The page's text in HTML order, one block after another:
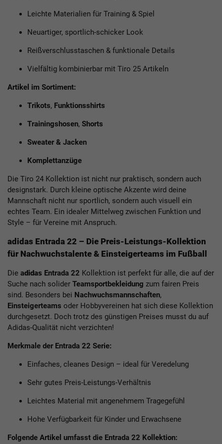
Leichte Materialien für Training & Spiel
Neuartiger, sportlich-schicker Look
Reißverschlusstaschen & funktionale Details
Vielfältig kombinierbar mit Tiro 25 Artikeln
Artikel im Sortiment:
Trikots, Funktionsshirts
Trainingshosen, Shorts
Sweater& Jacken
Komplettanzüge
Die Tiro 24 Kollektion ist nicht nur praktisch, sondern auch
designstark. Durch kleine optische Akzente wird deine
Mannschaft nicht nur sportlich, sondern auch visuell ein
echtes Team. Ein idealer Mittelweg zwischen Funktion und
Style – für Vereine mit Anspruch.
adidas Entrada 22 – Die Preis-Leistungs-Kollektion
für Nachwuchstalente & Einsteigerteams im Fußball
Die adidas Entrada 22 Kollektion ist perfekt für alle, die auf der
Suche nach solider Teamsportbekleidung zum fairen Preis
sind. Besonders bei Nachwuchsmannschaften,
Einsteigerteams oder Hobbyvereinen hat sich diese Kollektion
durchgesetzt. Doch trotz des günstigen Preises musst du auf
Adidas-Qualität nicht verzichten!
Merkmale der Entrada 22 Serie:
Einfaches, cleanes Design – ideal für Veredelung
Sehr gutes Preis-Leistungs-Verhältnis
Leichtes Material mit angenehmem Tragegefühl
Hohe Verfügbarkeit für Kinder und Erwachsene
Folgende Artikel umfasst die Entrada 22 Kollektion: